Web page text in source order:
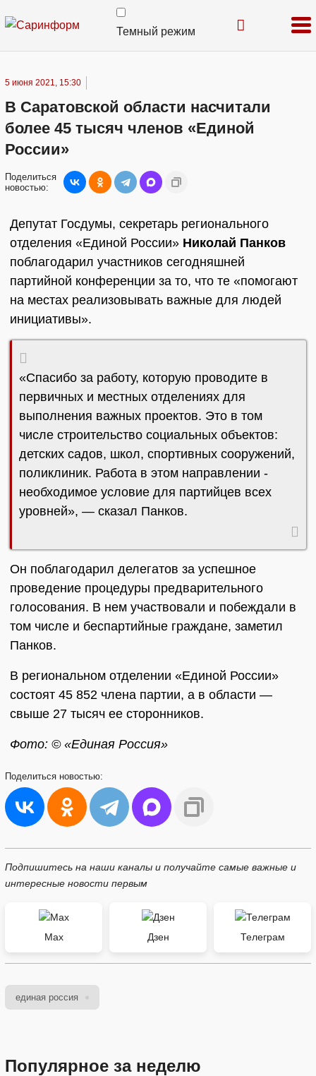
Темный режим
5 июня 2021, 15:30
В Саратовской области насчитали
более 45 тысяч членов «Единой
России»
Поделиться
новостью:
Депутат Госдумы, секретарь регионального
отделения «Единой России» Николай Панков
поблагодарил участников сегодняшней
партийной конференции за то, что те «помогают
на местах реализовывать важные для людей
инициативы».
«Спасибо за работу, которую проводите в
первичных и местных отделениях для
выполнения важных проектов. Это в том
числе строительство социальных объектов:
детских садов, школ, спортивных сооружений,
поликлиник. Работа в этом направлении -
необходимое условие для партийцев всех
уровней», — сказал Панков.
Он поблагодарил делегатов за успешное
проведение процедуры предварительного
голосования. В нем участвовали и побеждали в
том числе и беспартийные граждане, заметил
Панков.
В региональном отделении «Единой России»
состоят 45 852 члена партии, а в области —
свыше 27 тысяч ее сторонников.
Фото: © «Единая Россия»
Поделиться новостью:
Подпишитесь на наши каналы и получайте самые важные и
интересные новости первым
Max Дзен Телеграм
единая россия
Популярное за неделю